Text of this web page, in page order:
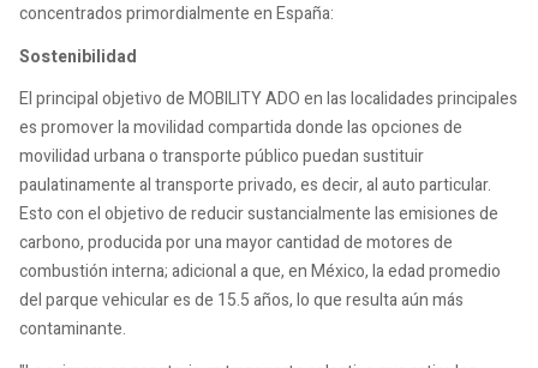
concentrados primordialmente en España:
Sostenibilidad
El principal objetivo de MOBILITY ADO en las localidades principales
es promover la movilidad compartida donde las opciones de
movilidad urbana o transporte público puedan sustituir
paulatinamente al transporte privado, es decir, al auto particular.
Esto con el objetivo de reducir sustancialmente las emisiones de
carbono, producida por una mayor cantidad de motores de
combustión interna; adicional a que, en México, la edad promedio
del parque vehicular es de 15.5 años, lo que resulta aún más
contaminante.